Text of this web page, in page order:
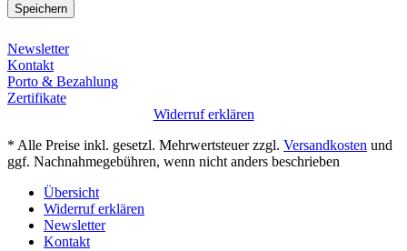
Speichern
Newsletter
Kontakt
Porto & Bezahlung
Zertifikate
Widerruf erklären
* Alle Preise inkl. gesetzl. Mehrwertsteuer zzgl. Versandkosten und
ggf. Nachnahmegebühren, wenn nicht anders beschrieben
Übersicht
Widerruf erklären
Newsletter
Kontakt